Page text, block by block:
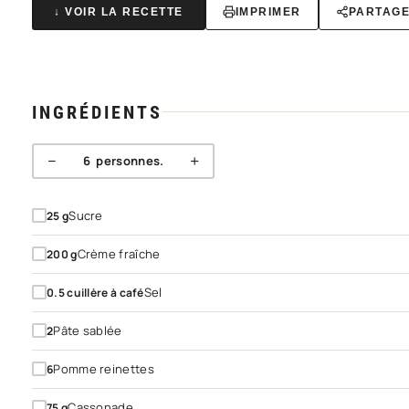
↓ VOIR LA RECETTE IMPRIMER
INGRÉDIENTS
− 6personnes. +
25gSucre
200gCrème fraîche
0.5cuillère à caféSel
2Pâte sablée
6Pomme reinettes